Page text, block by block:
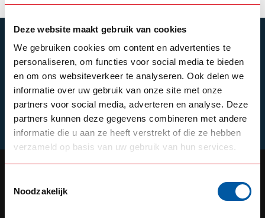
Deze website maakt gebruik van cookies
We gebruiken cookies om content en advertenties te
personaliseren, om functies voor social media te bieden
en om ons websiteverkeer te analyseren. Ook delen we
informatie over uw gebruik van onze site met onze
partners voor social media, adverteren en analyse. Deze
partners kunnen deze gegevens combineren met andere
informatie die u aan ze heeft verstrekt of die ze hebben
verzameld op basis van uw gebruik van hun services.
Noodzakelijk
SUBSCRIBE TO OUR NEWSLETTER
Stay up to date with our latest offers
Schrijf je in